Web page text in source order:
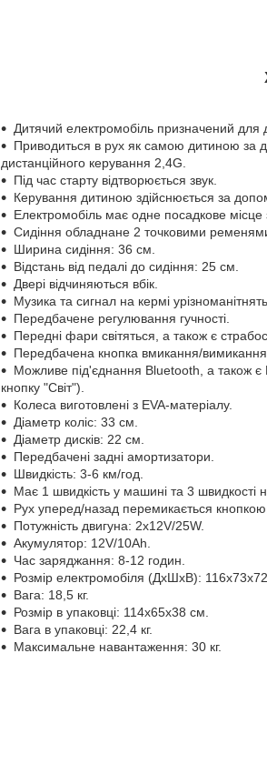
Дитячий електромобіль призначений для
Приводиться в рух як самою дитиною за
дистанційного керування 2,4G.
Під час старту відтворюється звук.
Керування дитиною здійснюється за
Електромобіль має одне посадкове місце
Сидіння обладнане 2 точковими
Ширина сидіння: 36 см.
Відстань від педалі до сидіння: 25 см.
Двері відчиняються вбік.
Музика та сигнал на кермі урізноманітнять
Передбачене регулювання гучності.
Передні фари світяться, а також є
Передбачена кнопка вмикання/вимикання
Можливе під'єднання Bluetooth, а також
кнопку "Світ").
Колеса виготовлені з EVA-матеріалу.
Діаметр коліс: 33 см.
Діаметр дисків: 22 см.
Передбачені задні амортизатори.
Швидкість: 3-6 км/год.
Має 1 швидкість у машині та 3 швидкості
Рух уперед/назад перемикається
Потужність двигуна: 2х12V/25W.
Акумулятор: 12V/10Ah.
Час заряджання: 8-12 годин.
Розмір електромобіля (ДхШхВ):
Вага: 18,5 кг.
Розмір в упаковці: 114х65х38 см.
Вага в упаковці: 22,4 кг.
Максимальне навантаження: 30 кг.